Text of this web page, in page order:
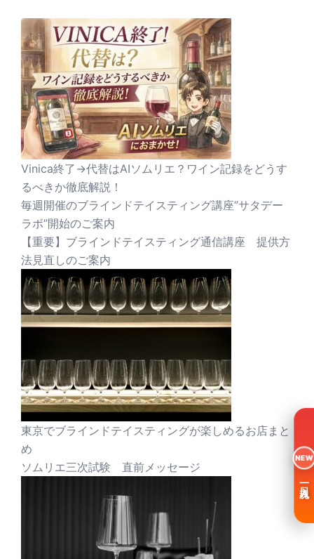
Vinica終了→代替はAIソムリエ？ワイン記録をどうす
るべきか徹底解説！
毎週開催のブラインドテイスティング講座”サタデー
ラボ”開始のご案内
【重要】ブラインドテイスティング通信講座 提供方
法見直しのご案内
東京でブラインドテイスティングが楽しめるお店まと
め
ソムリエ三次試験 直前メッセージ
NEW